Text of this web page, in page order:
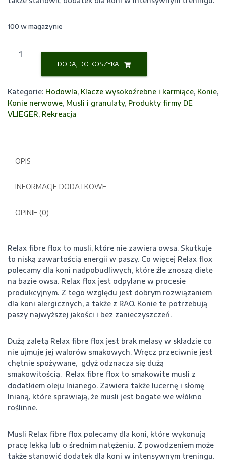
100 w magazynie
ilość
RELAX
20
kg
DODAJ DO KOSZYKA
Kategorie: Hodowla, Klacze wysokoźrebne i karmiące, Konie,
Konie nerwowe, Musli i granulaty, Produkty firmy DE
VLIEGER, Rekreacja
OPIS
INFORMACJE DODATKOWE
OPINIE (0)
Relax fibre flox to musli, które nie zawiera owsa. Skutkuje
to niską zawartością energii w paszy. Co więcej Relax flox
polecamy dla koni nadpobudliwych, które źle znoszą dietę
na bazie owsa. Relax flox jest odpylane w procesie
produkcyjnym. Z tego względu jest dobrym rozwiązaniem
dla koni alergicznych, a także z RAO. Konie te potrzebują
paszy najwyższej jakości i bez zanieczyszczeń.
Dużą zaletą Relax fibre flox jest brak melasy w składzie co
nie ujmuje jej walorów smakowych. Wręcz przeciwnie jest
chętnie spożywane, gdyż odznacza się dużą
smakowitością. Relax fibre flox to smakowite musli z
dodatkiem oleju lnianego. Zawiera także lucernę i słomę
lnianą, które sprawiają, że musli jest bogate we włókno
roślinne.
Musli Relax fibre flox polecamy dla koni, które wykonują
pracę lekką lub o średnim natężeniu. Z powodzeniem może
także stanowić dodatek dla koni w intensywnym treningu.